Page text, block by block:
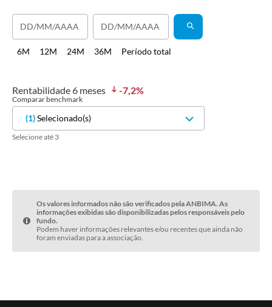
6M 12M 24M 36M Período total
Rentabilidade 6 meses -7,2%
Comparar benchmark
(1)Selecionado(s)
Selecione até 3
Os valores informados não são verificados pela ANBIMA. As
informações exibidas são disponibilizadas pelos responsáveis pelo
fundo.
Podem haver informações relevantes e/ou recentes que ainda não
foram enviadas para a associação.